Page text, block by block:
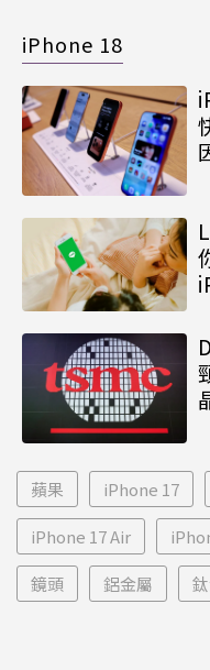
iPhone 18
蘋果 iPhone 17
iPhone 17 Air
鏡頭 鋁金屬